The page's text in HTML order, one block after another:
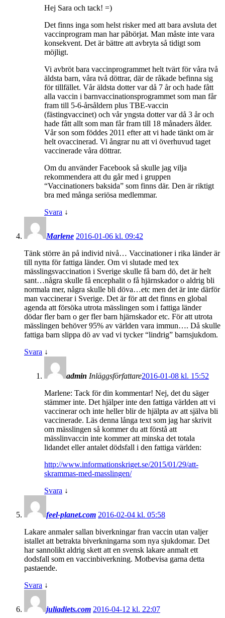
Hej Sara och tack! =)
Det finns inga som helst risker med att bara avsluta det
vaccinprogram man har påbörjat. Man måste inte vara
konsekvent. Det är bättre att avbryta så tidigt som
möjligt.
Vi avbröt bara vaccinprogrammet helt tvärt för våra två
äldsta barn, våra två döttrar, där de råkade befinna sig
för tillfället. Vår äldsta dotter var då 7 år och hade fått
alla vaccin i barnvaccinationsprogrammet som man får
fram till 5-6-årsåldern plus TBE-vaccin
(fästingvaccinet) och vår yngsta dotter var då 3 år och
hade fått allt som man får fram till 18 månaders ålder.
Vår son som föddes 2011 efter att vi hade tänkt om är
helt ovaccinerad. Vi ångrar nu att vi överhuvud taget
vaccinerade våra döttrar.
Om du använder Facebook så skulle jag vilja
rekommendera att du går med i gruppen
“Vaccinationers baksida” som finns där. Den är riktigt
bra med många seriösa medlemmar.
Svara ↓
Marlene 2016-01-06 kl. 09:42
Tänk större än på individ nivå… Vaccinationer i rika länder är
till nytta för fattiga länder. Om vi slutade med tex
mässlingsvaccination i Sverige skulle få barn dö, det är helt
sant…några skulle få encephalit o få hjärnskador o aldrig bli
normala mer, några skulle bli döva…etc men det är inte därför
man vaccinerar i Sverige. Det är för att det finns en global
agenda att försöka utrota mässlingen som i fattiga länder
dödar fler barn o ger fler barn hjärnskador etc. För att utrota
mässlingen behöver 95% av världen vara immun…. Då skulle
fattiga barn slippa dö av vad vi tycker “lindrig” barnsjukdom.
Svara ↓
admin Inläggsförfattare2016-01-08 kl. 15:52
Marlene: Tack för din kommentar! Nej, det du säger
stämmer inte. Det hjälper inte den fattiga världen att vi
vaccinerar och inte heller blir de hjälpta av att själva bli
vaccinerade. Läs denna långa text som jag har skrivit
om mässlingen så kommer du att förstå att
mässlinvaccin inte kommer att minska det totala
lidandet eller antalet dödsfall i den fattiga världen:
http://www.informationskriget.se/2015/01/29/att-
skrammas-med-masslingen/
Svara ↓
feel-planet.com 2016-02-04 kl. 05:58
Lakare anmaler sallan biverkningar fran vaccin utan valjer
istallet att betrakta biverkningarna som nya sjukdomar. Det
har sannolikt aldrig skett att en svensk lakare anmalt ett
dodsfall som en vaccinbiverkning. Motbevisa garna detta
pastaende.
Svara ↓
juliadiets.com 2016-04-12 kl. 22:07